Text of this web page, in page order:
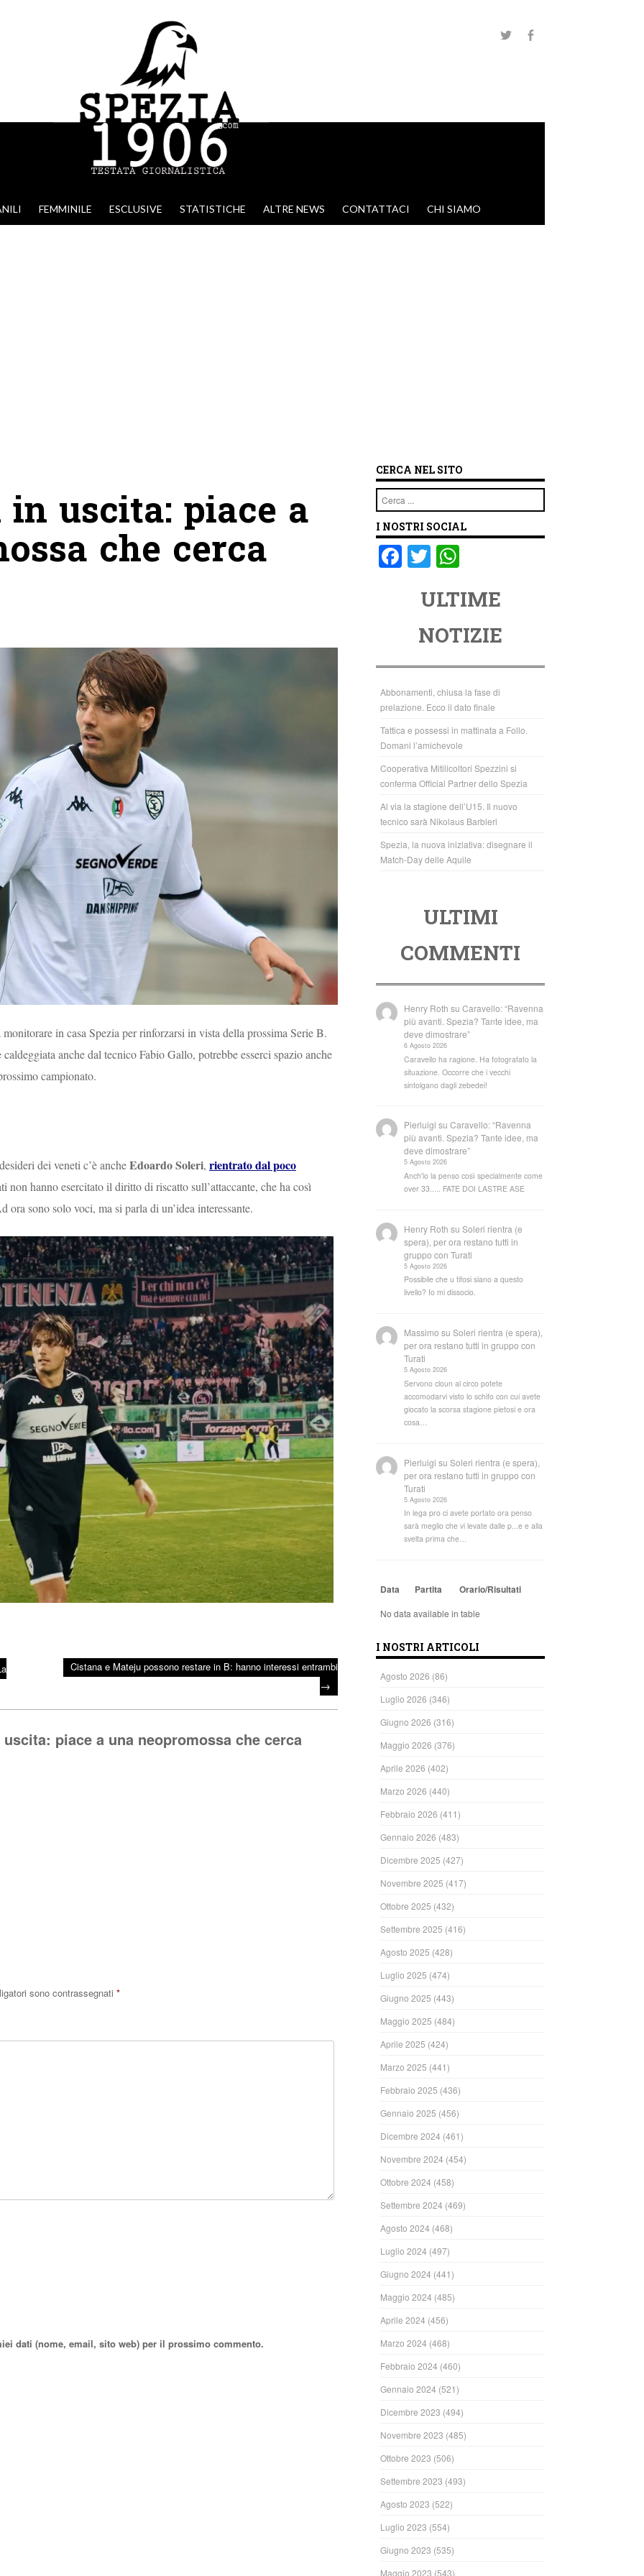
FEMMINILE ESCLUSIVE STATISTICHE ALTRE NEWS CONTATTACI CHI SIAMO
uscita: piace a
che cerca
in casa Spezia per rinforzarsi in vista della prossima Serie B.
anche dal tecnico Fabio Gallo, potrebbe esserci spazio anche
campionato.
dei veneti c’è ancheEdoardo Soleri, rientrato dal poco
non hanno esercitato il diritto di riscatto sull’attaccante, che ha così
sono solo voci, ma si parla di un’idea interessante.
Cistana e Mateju possono restare in B: hanno interessi entrambi
→
piace a una neopromossa che cerca
sono contrassegnati *
dati (nome, email, sito web) per il prossimo commento.
CERCA NEL SITO
Cerca
I NOSTRI SOCIAL
F
o
o
k
T
tt
er
at
s
A
p
p
ULTIME
NOTIZIE
Abbonamenti, chiusa la fase di
prelazione. Ecco il dato finale
Tattica e possessi in mattinata a Follo.
Domani l’amichevole
Cooperativa Mitilicoltori Spezzini si
conferma Official Partner dello Spezia
Al via la stagione dell’U15. Il nuovo
tecnico sarà Nikolaus Barbieri
Spezia, la nuova iniziativa: disegnare il
Match-Day delle Aquile
ULTIMI
COMMENTI
Henry Roth suCaravello: “Ravenna
più avanti. Spezia? Tante idee, ma
deve dimostrare”
6 Agosto 2026
Caravello ha ragione. Ha fotografato la
situazione. Occorre che i vecchi
sintolgano dagli zebedei!
Pierluigi suCaravello: “Ravenna
più avanti. Spezia? Tante idee, ma
deve dimostrare”
5 Agosto 2026
Anch'io la penso così specialmente come
over 33..... FATE DOI LASTRE ASE
Henry Roth suSoleri rientra (e
spera), per ora restano tutti in
gruppo con Turati
5 Agosto 2026
Possibile che u tifosi siano a questo
livello? Io mi dissocio.
Massimo suSoleri rientra (e spera),
per ora restano tutti in gruppo con
Turati
5 Agosto 2026
Servono cloun al circo potete
accomodarvi visto lo schifo con cui avete
giocato la scorsa stagione pietosi e ora
cosa…
Pierluigi suSoleri rientra (e spera),
per ora restano tutti in gruppo con
Turati
5 Agosto 2026
In lega pro ci avete portato ora penso
sarà meglio che vi levate dalle p...e e alla
svelta prima che…
Data Partita Orario/Risultati
No data available in table
I NOSTRI ARTICOLI
Agosto 2026 (86)
Luglio 2026 (346)
Giugno 2026 (316)
Maggio 2026 (376)
Aprile 2026 (402)
Marzo 2026 (440)
Febbraio 2026 (411)
Gennaio 2026 (483)
Dicembre 2025 (427)
Novembre 2025 (417)
Ottobre 2025 (432)
Settembre 2025 (416)
Agosto 2025 (428)
Luglio 2025 (474)
Giugno 2025 (443)
Maggio 2025 (484)
Aprile 2025 (424)
Marzo 2025 (441)
Febbraio 2025 (436)
Gennaio 2025 (456)
Dicembre 2024 (461)
Novembre 2024 (454)
Ottobre 2024 (458)
Settembre 2024 (469)
Agosto 2024 (468)
Luglio 2024 (497)
Giugno 2024 (441)
Maggio 2024 (485)
Aprile 2024 (456)
Marzo 2024 (468)
Febbraio 2024 (460)
Gennaio 2024 (521)
Dicembre 2023 (494)
Novembre 2023 (485)
Ottobre 2023 (506)
Settembre 2023 (493)
Agosto 2023 (522)
Luglio 2023 (554)
Giugno 2023 (535)
Maggio 2023 (543)